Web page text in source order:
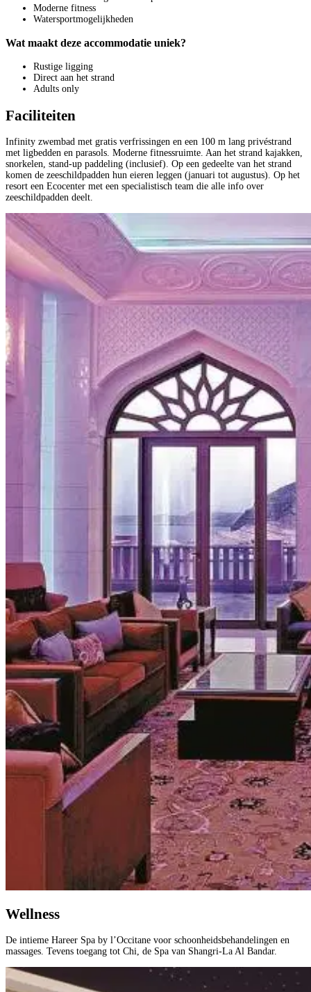
Moderne fitness
Watersportmogelijkheden
Wat maakt deze accommodatie uniek?
Rustige ligging
Direct aan het strand
Adults only
Faciliteiten
Infinity zwembad met gratis verfrissingen en een 100 m lang privéstrand
met ligbedden en parasols. Moderne fitnessruimte. Aan het strand kajakken,
snorkelen, stand-up paddeling (inclusief). Op een gedeelte van het strand
komen de zeeschildpadden hun eieren leggen (januari tot augustus). Op het
resort een Ecocenter met een specialistisch team die alle info over
zeeschildpadden deelt.
Wellness
De intieme Hareer Spa by l’Occitane voor schoonheidsbehandelingen en
massages. Tevens toegang tot Chi, de Spa van Shangri-La Al Bandar.